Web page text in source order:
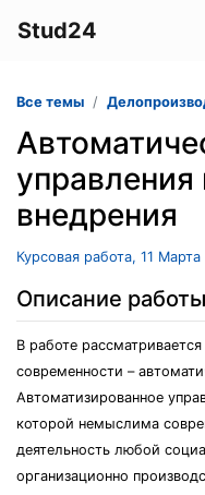
Stud24
Все темы
управления
внедрения
Курсовая работа, 11
Описание работы
В работе
современности –
Автоматизированное
которой немыслима
деятельность любой
организационно